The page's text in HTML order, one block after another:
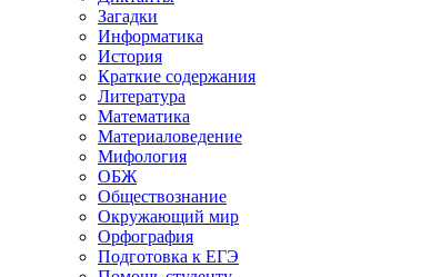
Загадки
Информатика
История
Краткие содержания
Литература
Математика
Материаловедение
Мифология
ОБЖ
Обществознание
Окружающий мир
Орфография
Подготовка к ЕГЭ